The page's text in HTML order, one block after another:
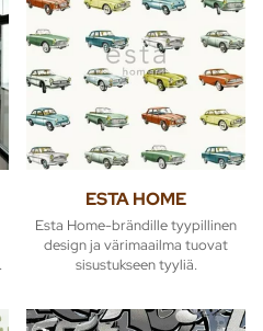
ESTA HOME
Esta Home-brändille tyypillinen
design ja värimaailma tuovat
sisustukseen tyyliä.